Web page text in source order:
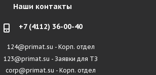
Наши контакты
+7 (4112) 36-00-40
124@primat.su - Корп. отдел
123@primat.su - Заявки для ТЗ
corp@primat.su - Корп. отдел